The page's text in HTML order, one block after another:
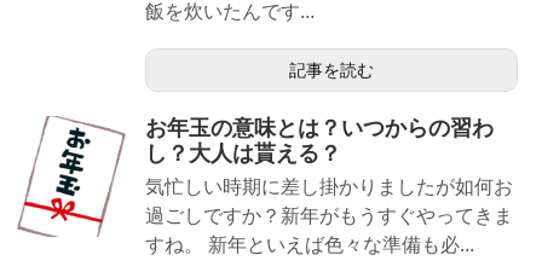
飯を炊いたんです...
記事を読む
お年玉の意味とは？いつからの習わ
し？大人は貰える？
気忙しい時期に差し掛かりましたが如何お
過ごしですか？新年がもうすぐやってきま
すね。 新年といえば色々な準備も必...